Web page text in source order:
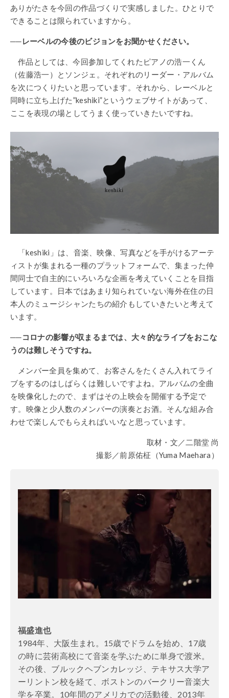
ありがたさを今回の作品づくりで実感しました。ひとりで
できることは限られていますから。
──レーベルの今後のビジョンをお聞かせください。
作品としては、今回参加してくれたピアノの浩一くん
（佐藤浩一）とソンジェ。それぞれのリーダー・アルバム
を次につくりたいと思っています。それから、レーベルと
同時に立ち上げた”keshiki”というウェブサイトがあって、
ここを表現の場としてうまく使っていきたいですね。
「keshiki」は、音楽、映像、写真などを手がけるアーテ
ィストが集まれる一種のプラットフォームで、集まった仲
間同士で自主的にいろいろな企画を考えていくことを目指
しています。日本ではあまり知られていない海外在住の日
本人のミュージシャンたちの紹介もしていきたいと考えて
います。
──コロナの影響が収まるまでは、大々的なライブをおこな
うのは難しそうですね。
メンバー全員を集めて、お客さんをたくさん入れてライ
ブをするのはしばらくは難しいですよね。アルバムの全曲
を映像化したので、まずはその上映会を開催する予定で
す。映像と少人数のメンバーの演奏とお酒。そんな組み合
わせで楽しんでもらえればいいなと思っています。
取材・文／二階堂 尚
撮影／前原佑柾（Yuma Maehara）
福盛進也
1984年、大阪生まれ。15歳でドラムを始め、17歳
の時に芸術高校にて音楽を学ぶために単身で渡米。
その後、ブルックヘブンカレッジ、テキサス大学ア
ーリントン校を経て、ボストンのバークリー音楽大
学を卒業。10年間のアメリカでの活動後、2013年